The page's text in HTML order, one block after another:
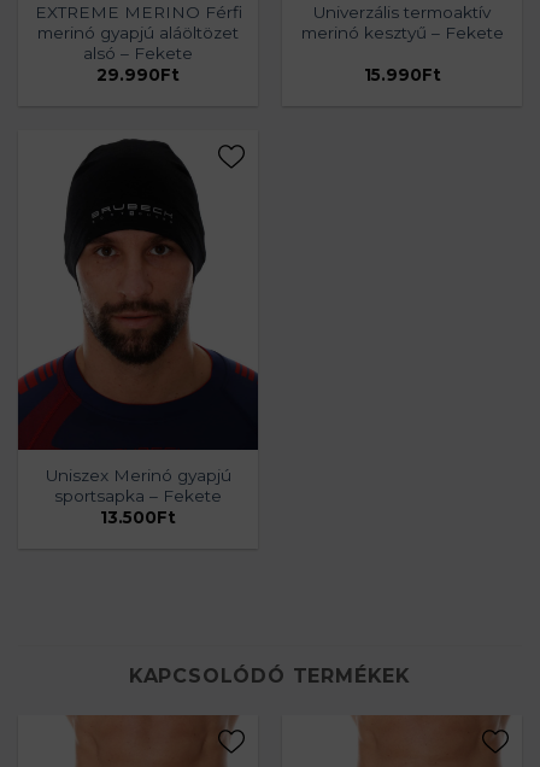
EXTREME MERINO Férfi
merinó gyapjú aláöltözet
alsó – Fekete
29.990Ft
Univerzális termoaktív
merinó kesztyű – Fekete
15.990Ft
Uniszex Merinó gyapjú
sportsapka – Fekete
13.500Ft
KAPCSOLÓDÓ TERMÉKEK